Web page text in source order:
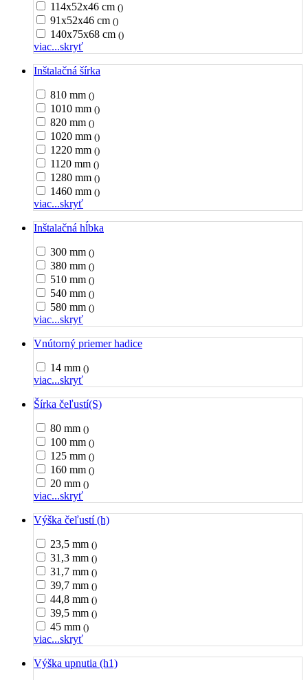
114x52x46 cm ()
91x52x46 cm ()
140x75x68 cm ()
viac...skryť
Inštalačná šírka
810 mm ()
1010 mm ()
820 mm ()
1020 mm ()
1220 mm ()
1120 mm ()
1280 mm ()
1460 mm ()
viac...skryť
Inštalačná hĺbka
300 mm ()
380 mm ()
510 mm ()
540 mm ()
580 mm ()
viac...skryť
Vnútorný priemer hadice
14 mm ()
viac...skryť
Šírka čeľustí(S)
80 mm ()
100 mm ()
125 mm ()
160 mm ()
20 mm ()
viac...skryť
Výška čeľustí (h)
23,5 mm ()
31,3 mm ()
31,7 mm ()
39,7 mm ()
44,8 mm ()
39,5 mm ()
45 mm ()
viac...skryť
Výška upnutia (h1)